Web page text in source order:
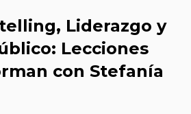
Liderazgo y
Lecciones
con Stefanía